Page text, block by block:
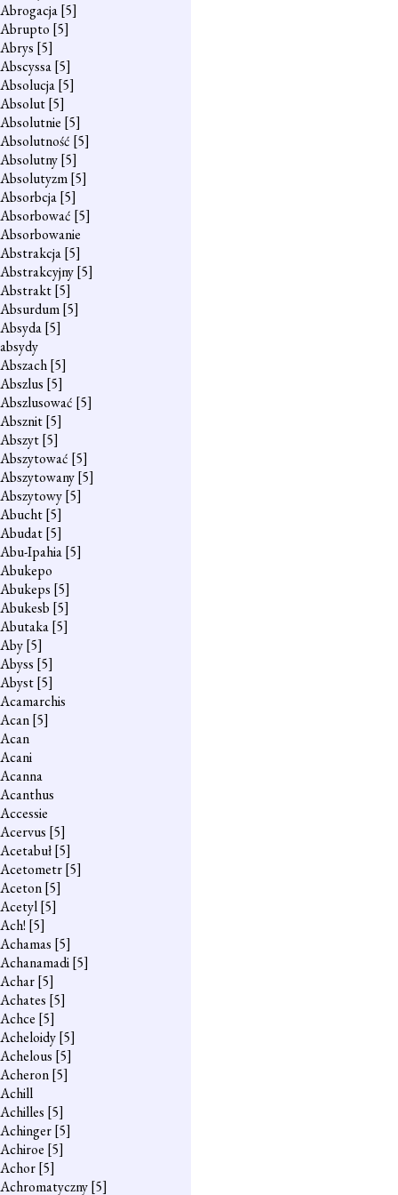
Abrogacja[5]
Abrupto [5]
Abrys [5]
Abscyssa[5]
Absolucja[5]
Absolut[5]
Absolutnie [5]
Absolutność [5]
Absolutny[5]
Absolutyzm[5]
Absorbcja[5]
Absorbować [5]
Absorbowanie
Abstrakcja[5]
Abstrakcyjny[5]
Abstrakt[5]
Absurdum[5]
Absyda[5]
absydy
Abszach[5]
Abszlus [5]
Abszlusować [5]
Absznit[5]
Abszyt[5]
Abszytować [5]
Abszytowany[5]
Abszytowy[5]
Abucht[5]
Abudat[5]
Abu-Ipahia[5]
Abukepo
Abukeps [5]
Abukesb [5]
Abutaka[5]
Aby[5]
Abyss [5]
Abyst[5]
Acamarchis
Acan[5]
Acan
Acani
Acanna
Acanthus
Accessie
Acervus [5]
Acetabuł[5]
Acetometr[5]
Aceton[5]
Acetyl[5]
Ach! [5]
Achamas [5]
Achanamadi[5]
Achar[5]
Achates [5]
Achce [5]
Acheloidy[5]
Achelous [5]
Acheron[5]
Achill
Achilles [5]
Achinger[5]
Achiroe [5]
Achor[5]
Achromatyczny[5]